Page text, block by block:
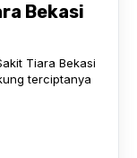
Bekasi
Tiara Bekasi
terciptanya